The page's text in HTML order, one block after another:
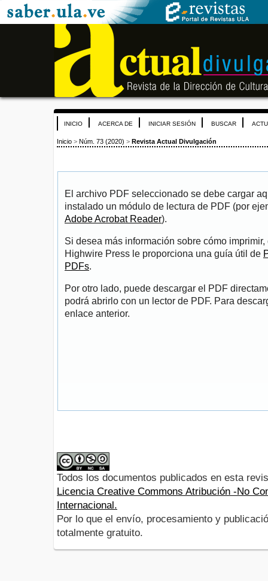
INICIO ACERCA DE INICIAR SESIÓN BUSCAR
Inicio > Núm. 73 (2020) > Revista Actual Divulgación
El archivo PDF seleccionado se debe cargar
instalado un módulo de lectura de PDF (por
Adobe Acrobat Reader).
Si desea más información sobre cómo
Highwire Press le proporciona una guía útil de
PDFs.
Por otro lado, puede descargar el PDF
podrá abrirlo con un lector de PDF. Para
enlace anterior.
Todos los documentos publicados en esta
Licencia Creative Commons Atribución -No
Internacional.
Por lo que el envío, procesamiento y
totalmente gratuito.